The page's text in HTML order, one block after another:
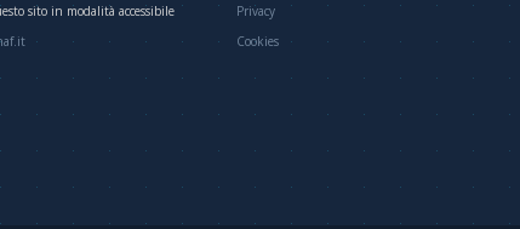
sito in modalità accessibile
Privacy
Cookies